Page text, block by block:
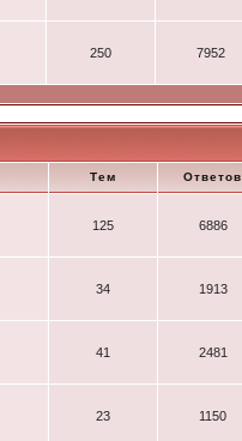
250 7952
Тем Ответов
125 6886
34 1913
41 2481
23 1150